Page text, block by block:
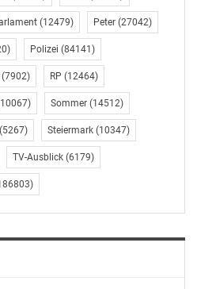
er das nicht, sollte er sich bei
mehr Zurückhaltung
nicht zu tolerieren. In jedem
müsste Herr Steger sein
sofort“, meint Noll und
von Kanzler Kurz und
akzeptieren. Beide sind
des ORF zu stärken und
Bundeskanzler Kurz und
(12479) Peter (27042)
Polizei (84141)
(7902) RP (12464)
Sommer (14512)
(5267) Steiermark (10347)
TV-Ausblick (6179)